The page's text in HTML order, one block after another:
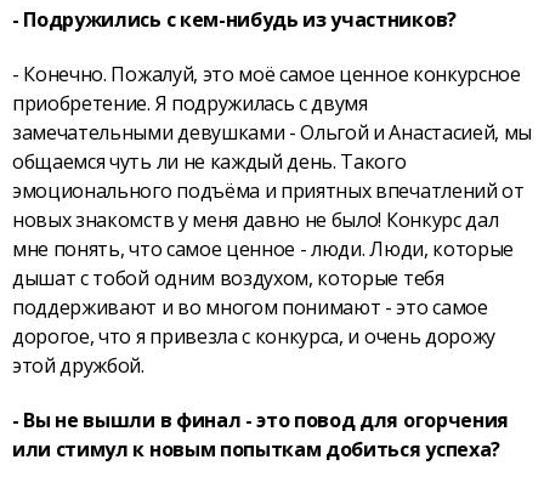
- Подружились с кем-нибудь из участников?
- Конечно. Пожалуй, это моё самое ценное конкурсное
приобретение. Я подружилась с двумя
замечательными девушками - Ольгой и Анастасией, мы
общаемся чуть ли не каждый день. Такого
эмоционального подъёма и приятных впечатлений от
новых знакомств у меня давно не было! Конкурс дал
мне понять, что самое ценное - люди. Люди, которые
дышат с тобой одним воздухом, которые тебя
поддерживают и во многом понимают - это самое
дорогое, что я привезла с конкурса, и очень дорожу
этой дружбой.
- Вы не вышли в финал - это повод для огорчения
или стимул к новым попыткам добиться успеха?